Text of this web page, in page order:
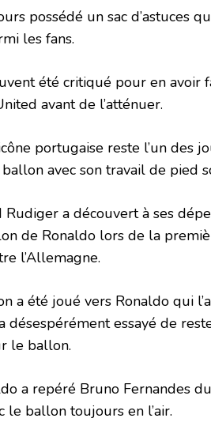
possédé un sac d’astuces
les fans.
été critiqué pour en avoir
avant de l’atténuer.
portugaise reste l’un des
avec son travail de pied
Rudiger a découvert à ses
de Ronaldo lors de la
l’Allemagne.
a été joué vers Ronaldo qui
désespérément essayé de
le ballon.
a repéré Bruno Fernandes
le ballon toujours en l’air.